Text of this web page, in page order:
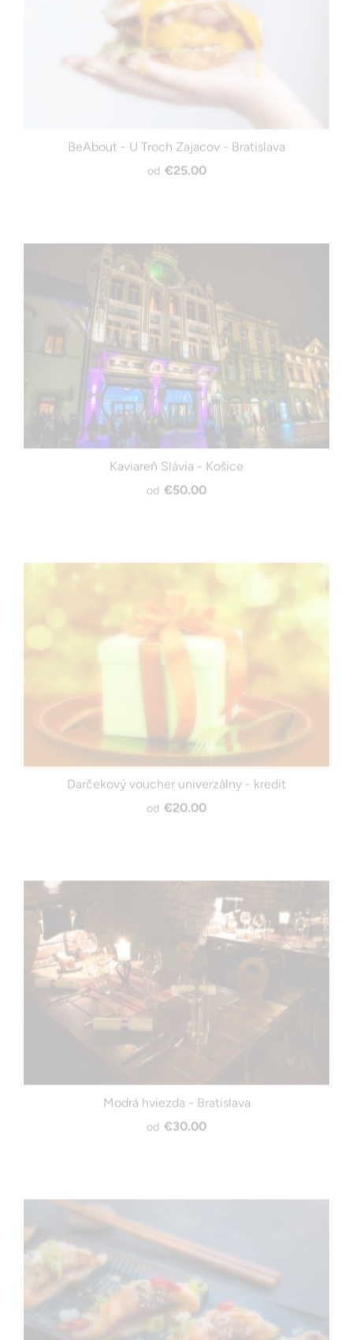
BeAbout - U Troch Zajacov - Bratislava
od €25.00
Kaviareň Slávia - Košice
od €50.00
Darčekový voucher univerzálny - kredit
od €20.00
od €30.00